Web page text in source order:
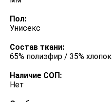
Пол:
Унисекс
Состав ткани:
65% полиэфир / 35% хлопок
Наличие СОП:
Нет